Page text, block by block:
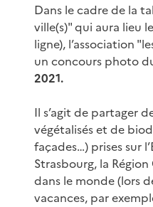
Dans le cadre de la
ville(s)" qui aura lieu
ligne), l’association
un concours photo
2021.
Il s’agit de partager
végétalisés et de
façades…) prises sur
Strasbourg, la
dans le monde (lors
vacances, par